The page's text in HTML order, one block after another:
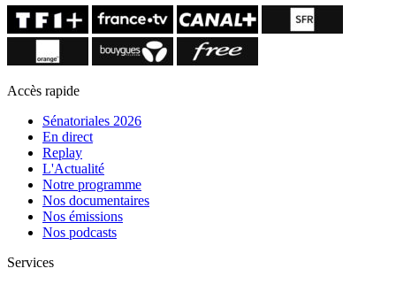
Accès rapide
Sénatoriales 2026
En direct
Replay
L'Actualité
Notre programme
Nos documentaires
Nos émissions
Nos podcasts
Services